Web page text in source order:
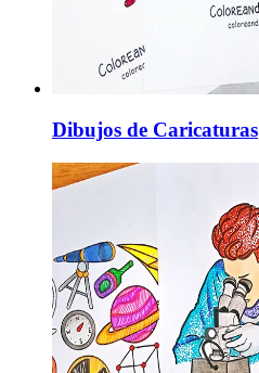
Dibujos de Caricaturas